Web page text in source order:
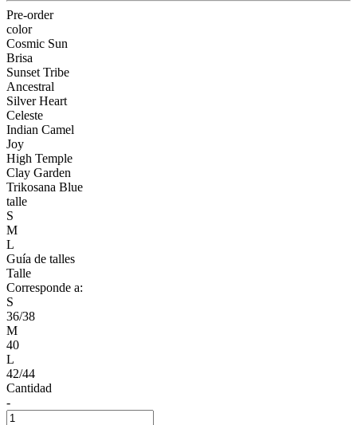
Pre-order
color
Cosmic Sun
Brisa
Sunset Tribe
Ancestral
Silver Heart
Celeste
Indian Camel
Joy
High Temple
Clay Garden
Trikosana Blue
talle
S
M
L
Guía de talles
Talle
Corresponde a:
S
36/38
M
40
L
42/44
Cantidad
-